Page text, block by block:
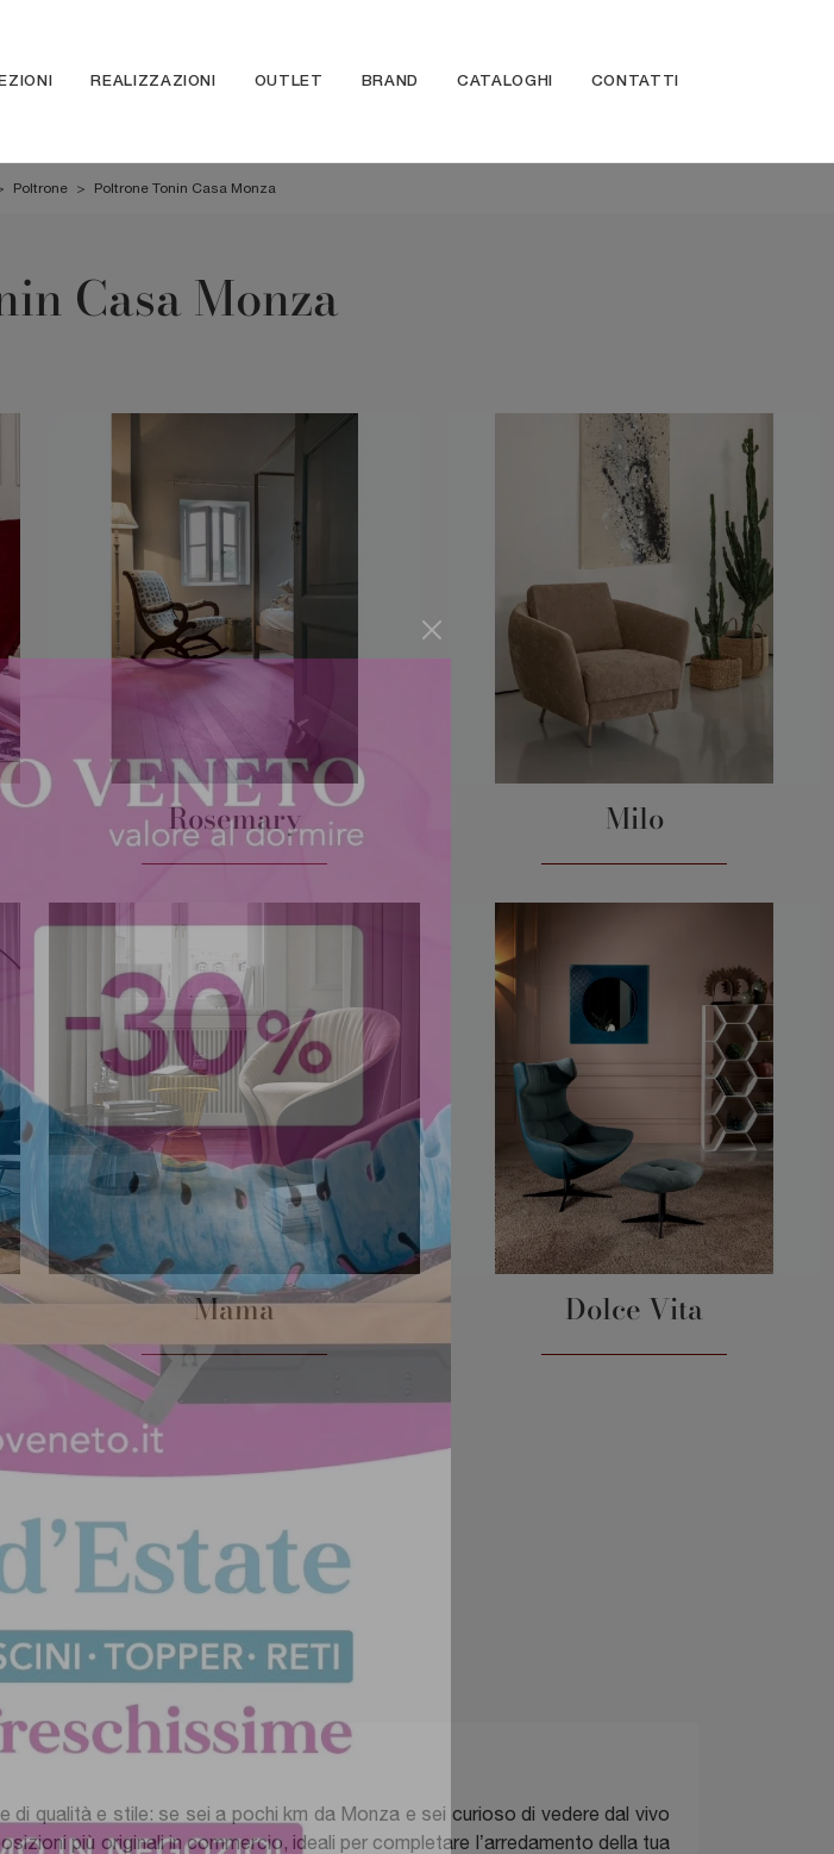
REALIZZAZIONI OUTLET BRAND CATALOGHI CONTATTI
Poltrone > Poltrone Tonin Casa Monza
Casa Monza
Rosemary Milo
Mama Dolce Vita
qualità e stile: se sei a pochi km da Monza e sei curioso di vedere dal vivo
più originali in commercio, ideali per completare l’arredamento della tua